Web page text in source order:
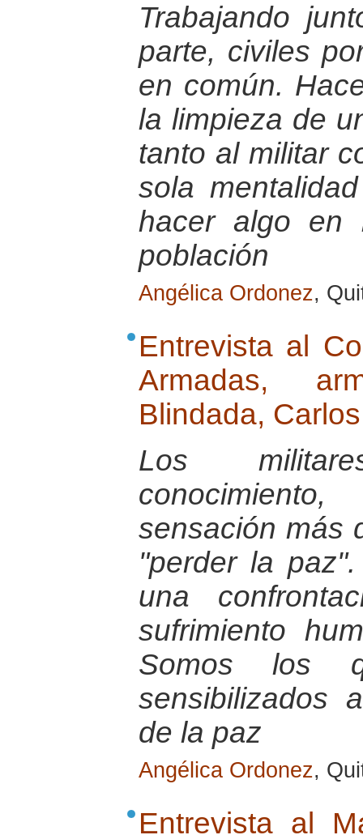
Trabajando
parte, civiles
en común.
la limpieza de
tanto al militar
sola
hacer algo en
población
Angélica Ordonez,
Entrevista al
Armadas,
Blindada,
Los
sensación más
"perder la
una
sufrimiento
Somos los
sensibilizados
de la paz
Angélica Ordonez,
Entrevista al